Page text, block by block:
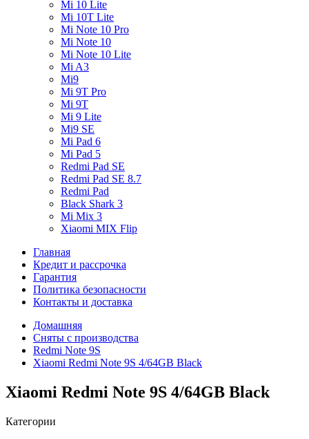
Mi 10 Lite
Mi 10T Lite
Mi Note 10 Pro
Mi Note 10
Mi Note 10 Lite
Mi A3
Mi9
Mi 9T Pro
Mi 9T
Mi 9 Lite
Mi9 SE
Mi Pad 6
Mi Pad 5
Redmi Pad SE
Redmi Pad SE 8.7
Redmi Pad
Black Shark 3
Mi Mix 3
Xiaomi MIX Flip
Главная
Кредит и рассрочка
Гарантия
Политика безопасности
Контакты и доставка
Домашняя
Сняты с производства
Redmi Note 9S
Xiaomi Redmi Note 9S 4/64GB Black
Xiaomi Redmi Note 9S 4/64GB Black
Категории